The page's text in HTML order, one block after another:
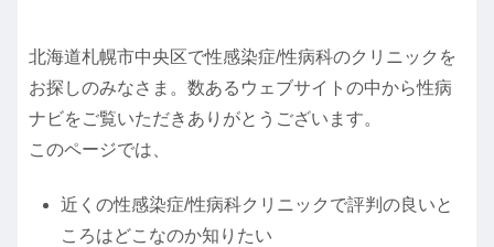
北海道札幌市中央区で性感染症/性病科のクリニックを
お探しのみなさま。数あるウェブサイトの中から性病
ナビをご覧いただきありがとうございます。
このページでは、
近くの性感染症/性病科クリニックで評判の良いと
ころはどこなのか知りたい